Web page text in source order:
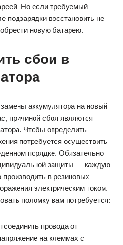
Но если требуемый
подзарядки восстановить не
новую батарею.
сбои в
аккумулятора на новый
причиной сбоя являются
Чтобы определить
потребуется осуществить
порядке. Обязательно
защиты — каждую
в резиновых
электрическим током.
поломку вам потребуется:
провода от
на клеммах с